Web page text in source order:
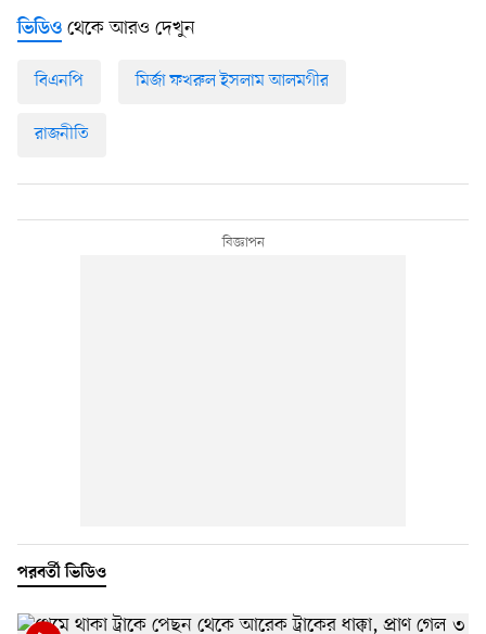
ভিডিও থেকে আরও দেখুন
বিএনপি মির্জা ফখরুল ইসলাম আলমগীর
রাজনীতি
পরবর্তী ভিডিও